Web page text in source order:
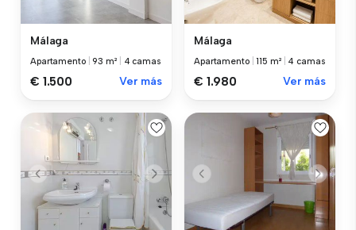
Málaga
Apartamento |93 m² 4 camas
€ 1.500 Ver más
Málaga
Apartamento |115 m² 4 camas
€ 1.980 Ver más